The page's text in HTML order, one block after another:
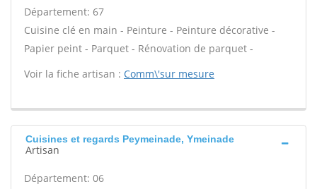
Département: 67
Cuisine clé en main - Peinture - Peinture décorative -
Papier peint - Parquet - Rénovation de parquet -
Voir la fiche artisan : Comm\'sur mesure
Cuisines et regards Peymeinade, Ymeinade
Artisan
Département: 06